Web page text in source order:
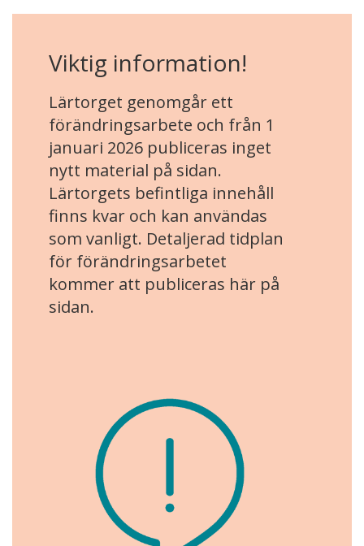
Viktig information!
Lärtorget genomgår ett
förändringsarbete och från 1
januari 2026 publiceras inget
nytt material på sidan.
Lärtorgets befintliga innehåll
finns kvar och kan användas
som vanligt. Detaljerad tidplan
för förändringsarbetet
kommer att publiceras här på
sidan.